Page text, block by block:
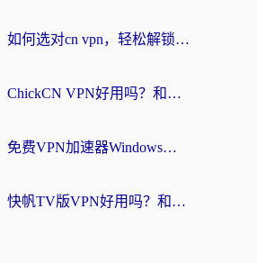
海外党必看：如何选对cn vpn，轻松解锁国内影音游戏？
海外党必看：ChickCN VPN好用吗？和星河VPN对比哪个回国效果更好？附真实体验+避坑指南
海外党必看：免费VPN加速器Windows版怎么选？附真实测评与无缝访问国内资源指南
海外党必看：快帆TV版VPN好用吗？和hi龟龟VPN对比哪个回国效果更好？附免费加速器选择指南